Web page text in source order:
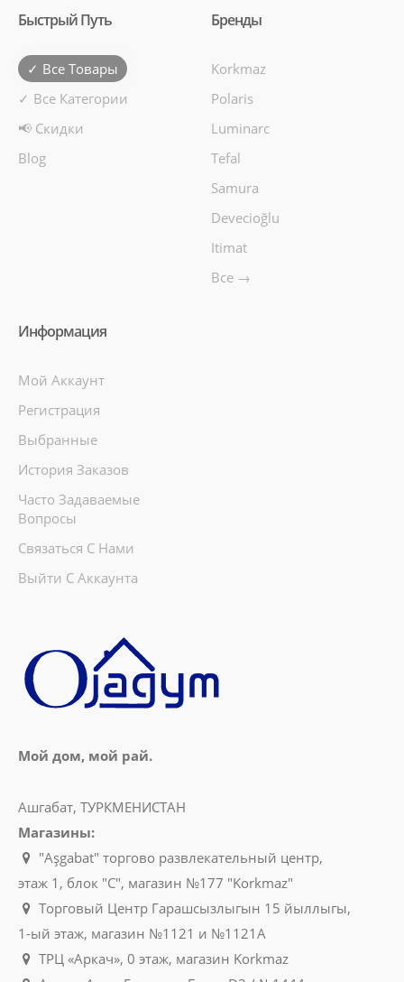
Быстрый Путь
✓ Все Товары
✓ Все Категории
📢 Скидки
Blog
Бренды
Korkmaz
Polaris
Luminarc
Tefal
Samura
Devecioğlu
Itimat
Все →
Информация
Мой Аккаунт
Регистрация
Выбранные
История Заказов
Часто Задаваемые
Вопросы
Связаться С Нами
Выйти С Аккаунта
Мой дом, мой рай.
Ашгабат, ТУРКМЕНИСТАН
Магазины:
"Aşgabat" торгово развлекательный центр,
этаж 1, блок "C", магазин №177 "Korkmaz"
Торговый Центр Гарашсызлыгын 15 йыллыгы,
1-ый этаж, магазин №1121 и №1121A
ТРЦ «Аркач», 0 этаж, магазин Korkmaz